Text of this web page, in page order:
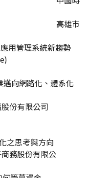
市
用管理系統新趨勢
向網路化、體系化
份有限公司
之思考與方向
份有限公